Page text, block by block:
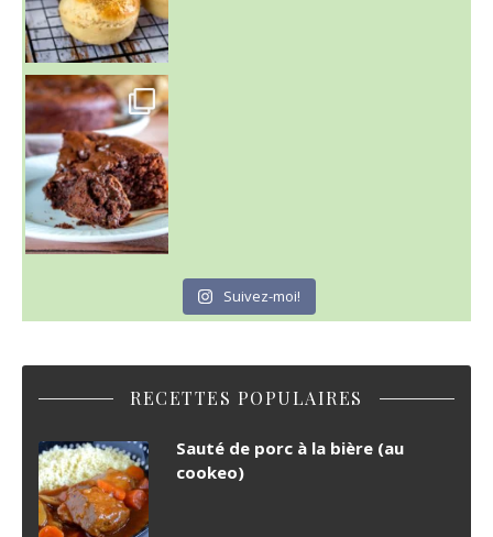
~ GÂTEAU FONDANT CHOCO NOISETTE ~
C'est lundi
Suivez-moi!
RECETTES POPULAIRES
Sauté de porc à la bière (au
cookeo)